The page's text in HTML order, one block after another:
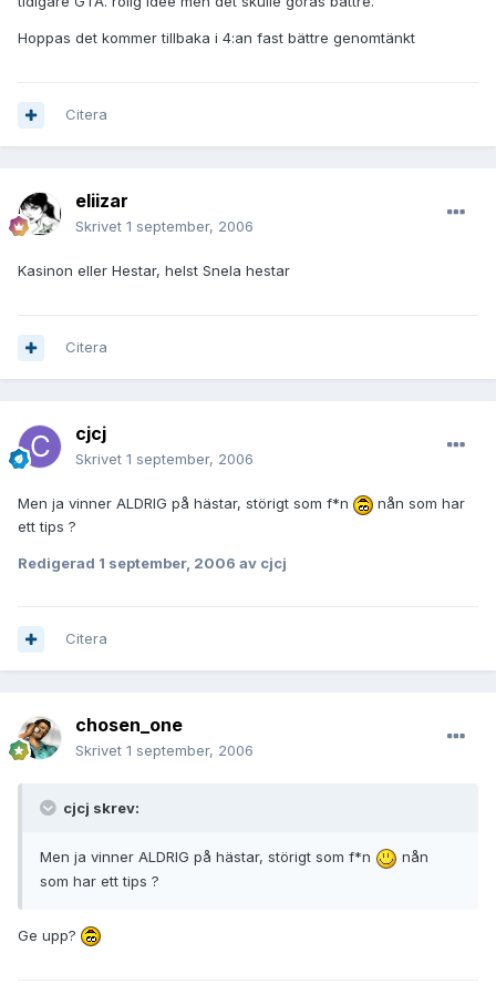
Hoppas det kommer tillbaka i 4:an fast bättre genomtänkt
Citera
eliizar
Skrivet 1 september, 2006
Kasinon eller Hestar, helst Snela hestar
Citera
cjcj
Skrivet 1 september, 2006
Men ja vinner ALDRIG på hästar, störigt som f*n
nån som har
ett tips ?
Redigerad 1 september, 2006 av cjcj
Citera
chosen_one
Skrivet 1 september, 2006
cjcj skrev:
Men ja vinner ALDRIG på hästar, störigt som f*n
nån
som har ett tips ?
Ge upp?